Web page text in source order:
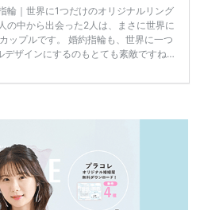
輪｜世界に1つだけのオリジナルリング
の中から出会った2人は、まさに世界に
ップルです。 婚約指輪も、世界に一つ
デザインにするのもとても素敵ですね♡
のも想い出になります。 上戸彩さん・H
。 ダイヤモンドがたくさん散りばめら
続きを読む